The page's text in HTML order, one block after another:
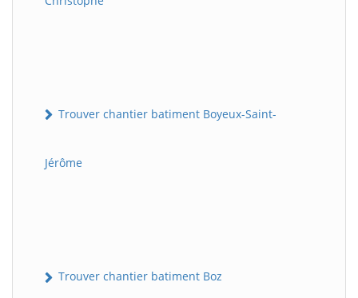
Trouver chantier batiment Boyeux-Saint-
Jérôme
Trouver chantier batiment Boz